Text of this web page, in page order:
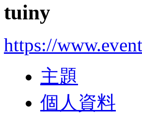
tuiny
https://
主題
個人資料